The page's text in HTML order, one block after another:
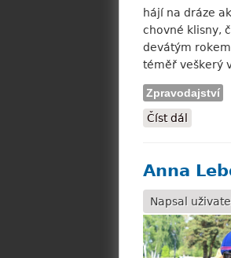
hájí na dráze
chovné klisny,
devátým
téměř veškerý
Zpravodajství
Číst dál
Anna
Napsal uživatel